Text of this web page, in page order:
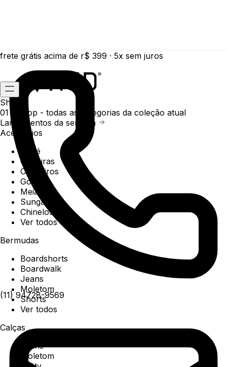
frete grátis acima de r$ 399 · 5x sem juros
(11) 94728-9569
Shop
01 /
Shop - todas as categorias da coleção atual
Lançamentos da semana
Acessórios
Boné
Carteiras
Chaveiros
Gorros
Meias
Sunga
Chinelos
Ver todos
Bermudas
Boardshorts
Boardwalk
Jeans
Moletom
Shorts
Ver todos
Calças
Jeans
Moletom